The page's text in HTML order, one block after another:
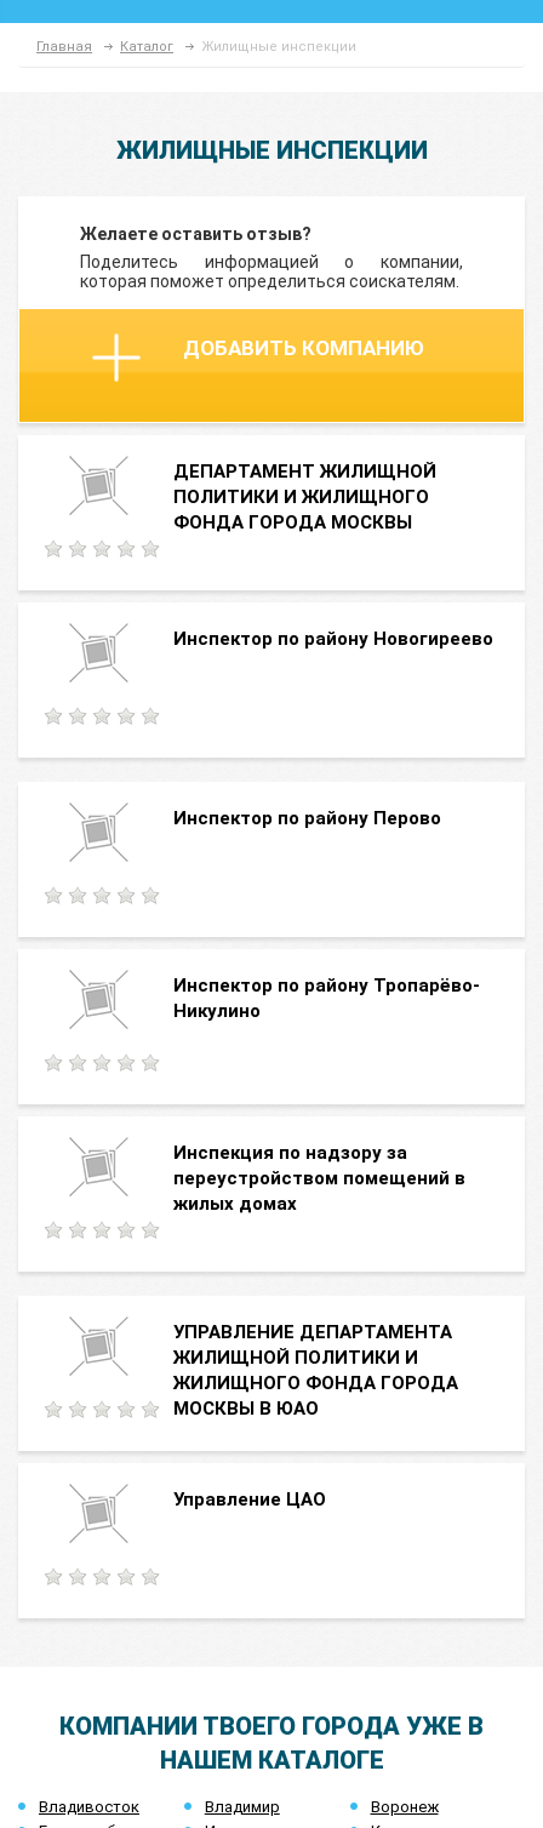
Главная Каталог Жилищные инспекции
ЖИЛИЩНЫЕ ИНСПЕКЦИИ
Желаете оставить отзыв?
Поделитесь информацией о компании,
которая поможет определиться соискателям.
ДОБАВИТЬ КОМПАНИЮ
ДЕПАРТАМЕНТ ЖИЛИЩНОЙ
ПОЛИТИКИ И ЖИЛИЩНОГО
ФОНДА ГОРОДА МОСКВЫ
Инспектор по району Новогиреево
Инспектор по району Перово
Инспектор по району Тропарёво-
Никулино
Инспекция по надзору за
переустройством помещений в
жилых домах
УПРАВЛЕНИЕ ДЕПАРТАМЕНТА
ЖИЛИЩНОЙ ПОЛИТИКИ И
ЖИЛИЩНОГО ФОНДА ГОРОДА
МОСКВЫ В ЮАО
Управление ЦАО
КОМПАНИИ ТВОЕГО ГОРОДА УЖЕ В
НАШЕМ КАТАЛОГЕ
Владивосток Владимир
Воронеж